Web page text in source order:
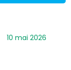
10 mai 2026